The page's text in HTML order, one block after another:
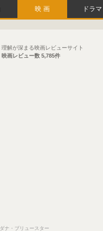
映画 ドラマ
理解が深まる映画レビューサイト
映画レビュー数 5,785件
ナ・ブリュースター